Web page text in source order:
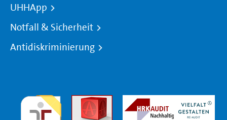
UHHApp
Notfall & Sicherheit
Antidiskriminierung